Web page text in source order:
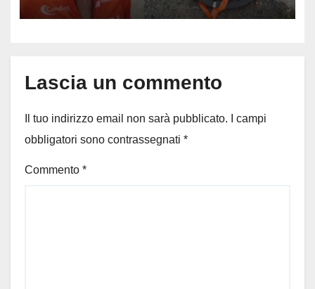
73enne, il racconto choc di un
ferito
Lascia un commento
Il tuo indirizzo email non sarà pubblicato.
I campi
obbligatori sono contrassegnati *
Commento *